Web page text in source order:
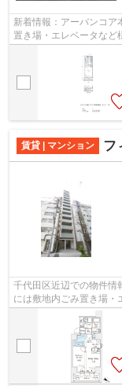
新着情報：アーバンコア
置き場・エレベータなど
賃貸 | マンション フ
千代田区近辺での物件情
には敷地内ごみ置き場・
す。キレイな設備がそろ